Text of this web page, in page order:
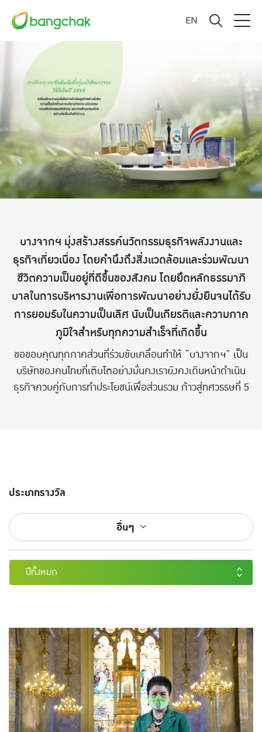
EN
บางจากฯ มุ่งสร้างสรรค์นวัตกรรมธุรกิจพลังงานและ
ธุรกิจเกี่ยวเนื่อง โดยคำนึงถึงสิ่งแวดล้อมและร่วมพัฒนา
ชีวิตความเป็นอยู่ที่ดีขึ้นของสังคม โดยยึดหลักธรรมาภิ
บาลในการบริหารงานเพื่อการพัฒนาอย่างยั่งยืนจนได้รับ
การยอมรับในความเป็นเลิศ นับเป็นเกียรติและความภาค
ภูมิใจสำหรับทุกความสำเร็จที่เกิดขึ้น
ขอขอบคุณทุกภาคส่วนที่ร่วมขับเคลื่อนทำให้ “บางจากฯ” เป็น
บริษัทของคนไทยที่เติบโตอย่างมั่นคงเรายังคงเดินหน้าดำเนิน
ธุรกิจควบคู่กับการทำประโยชน์เพื่อส่วนรวม ก้าวสู่ทศวรรษที่ 5
ประเภทรางวัล
อื่นๆ
ปีทั้งหมด